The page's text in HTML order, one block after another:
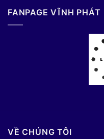
FANPAGE VĨNH PHÁT
VỀ CHÚNG TÔI